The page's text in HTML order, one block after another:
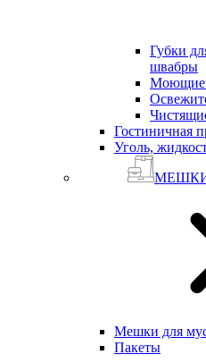
Губки
швабры
Моющие
Гостиничная
Уголь,
Мешки для
Пакеты